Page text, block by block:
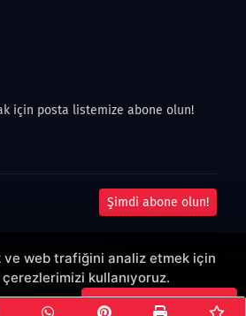
için posta listemize abone olun!
Şimdi abone olun!
- Allright reserved.
web trafiğini analiz etmek için
kullanıyoruz.
Çerezleri Kabul Et